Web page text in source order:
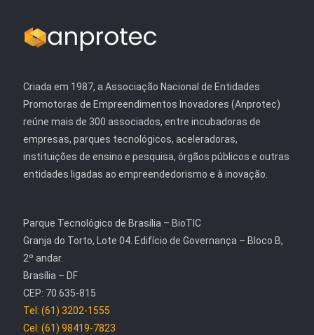
Criada em 1987, a Associação Nacional de Entidades
Promotoras de Empreendimentos Inovadores (Anprotec)
reúne mais de 300 associados, entre incubadoras de
empresas, parques tecnológicos, aceleradoras,
instituições de ensino e pesquisa, órgãos públicos e outras
entidades ligadas ao empreendedorismo e à inovação.
Parque Tecnológico de Brasília – BioTIC
Granja do Torto, Lote 04. Edifício de Governança – Bloco B,
2º andar.
Brasília – DF
CEP: 70.635-815
Tel: (61) 3202-1555
Cel: (61) 98419-7823